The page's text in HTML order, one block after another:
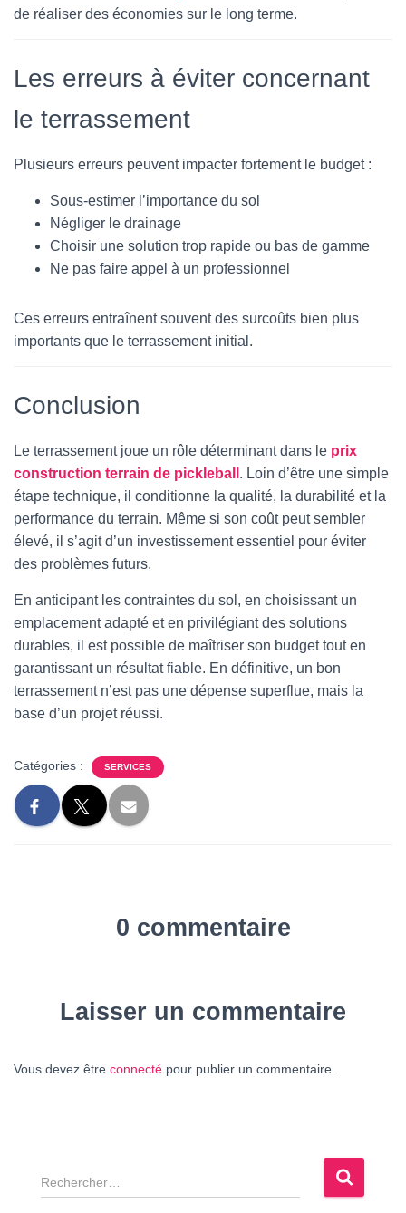
de réaliser des économies sur le long terme.
Les erreurs à éviter concernant
le terrassement
Plusieurs erreurs peuvent impacter fortement le budget :
Sous-estimer l’importance du sol
Négliger le drainage
Choisir une solution trop rapide ou bas de gamme
Ne pas faire appel à un professionnel
Ces erreurs entraînent souvent des surcoûts bien plus
importants que le terrassement initial.
Conclusion
Le terrassement joue un rôle déterminant dans le prix
construction terrain de pickleball . Loin d’être une simple
étape technique, il conditionne la qualité, la durabilité et la
performance du terrain. Même si son coût peut sembler
élevé, il s’agit d’un investissement essentiel pour éviter
des problèmes futurs.
En anticipant les contraintes du sol, en choisissant un
emplacement adapté et en privilégiant des solutions
durables, il est possible de maîtriser son budget tout en
garantissant un résultat fiable. En définitive, un bon
terrassement n’est pas une dépense superflue, mais la
base d’un projet réussi.
Catégories : SERVICES
0 commentaire
Laisser un commentaire
Vous devez être connecté pour publier un commentaire.
R
e